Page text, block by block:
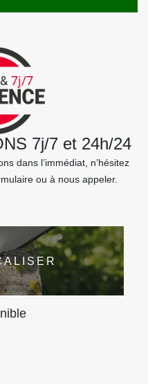
7j/7 et 24h/24
dans l’immédiat, n’hésitez
ou à nous appeler.